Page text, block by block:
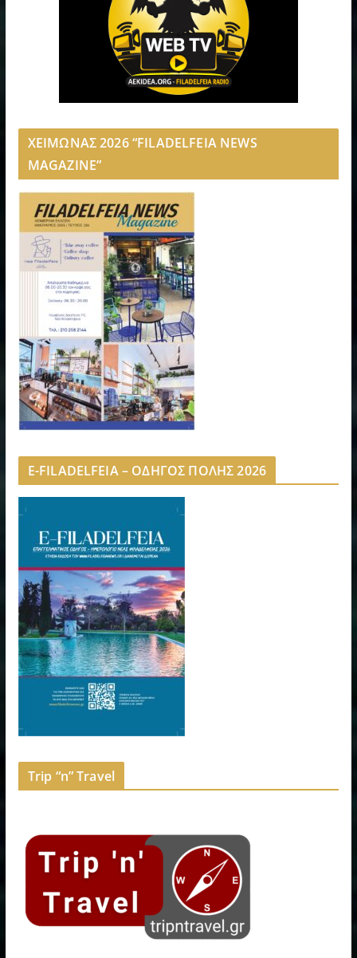
ΧΕΙΜΩΝΑΣ 2026 “FILADELFEIA NEWS
MAGAZINE”
E-FILADELFEIA – ΟΔΗΓΟΣ ΠΟΛΗΣ 2026
Trip “n” Travel